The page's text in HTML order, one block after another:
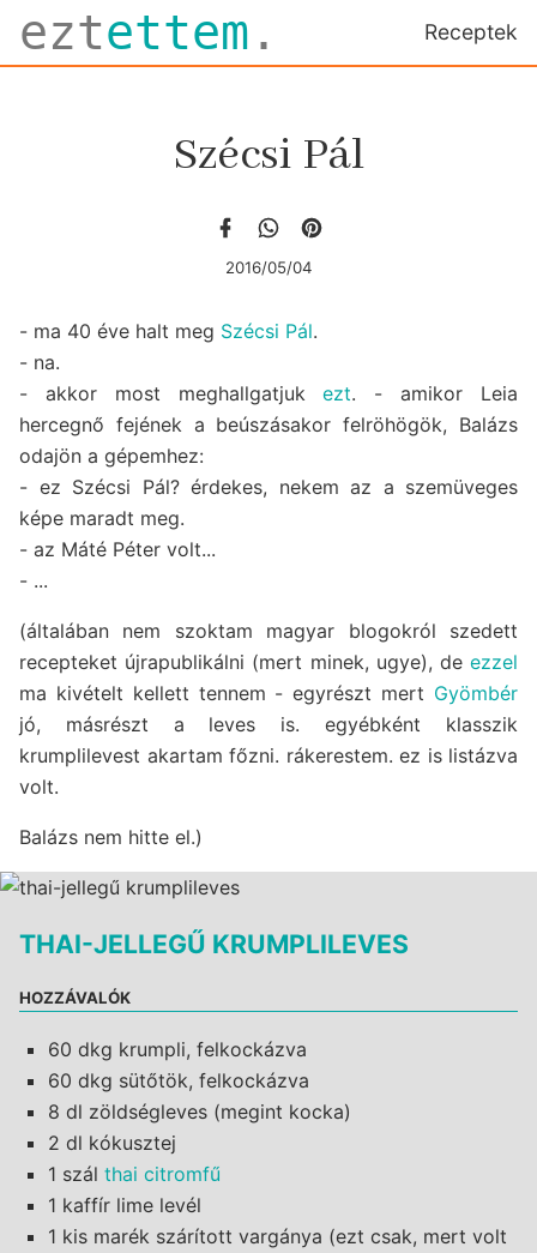
eztettem . Receptek
Szécsi Pál
2016/05/04
- ma 40 éve halt meg Szécsi Pál.
- na.
- akkor most meghallgatjukezt. - amikor Leia
hercegnő fejének a beúszásakor felröhögök, Balázs
odajön a gépemhez:
- ez Szécsi Pál? érdekes, nekem az a szemüveges
képe maradt meg.
- az Máté Péter volt...
- ...
(általában nem szoktam magyar blogokról szedett
recepteket újrapublikálni (mert minek, ugye), de ezzel
ma kivételt kellett tennem - egyrészt mert Gyömbér
jó, másrészt a leves is. egyébként klasszik
krumplilevest akartam főzni. rákerestem. ez is listázva
volt.
Balázs nem hitte el.)
THAI-JELLEGŰ KRUMPLILEVES
HOZZÁVALÓK
60 dkg krumpli, felkockázva
60 dkg sütőtök, felkockázva
8 dl zöldségleves (megint kocka)
2 dl kókusztej
1 szál thai citromfű
1 kaffír lime levél
1 kis marék szárított vargánya (ezt csak, mert volt